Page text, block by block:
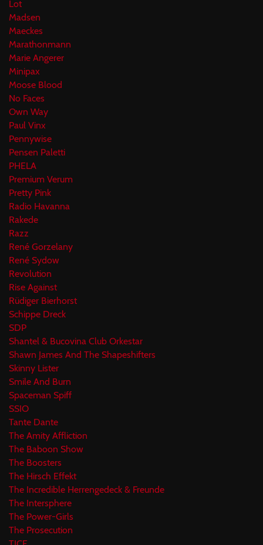
Lot
Madsen
Maeckes
Marathonmann
Marie Angerer
Minipax
Moose Blood
No Faces
Own Way
Paul Vinx
Pennywise
Pensen Paletti
PHELA
Premium Verum
Pretty Pink
Radio Havanna
Rakede
Razz
René Gorzelany
René Sydow
Revolution
Rise Against
Rüdiger Bierhorst
Schippe Dreck
SDP
Shantel & Bucovina Club Orkestar
Shawn James And The Shapeshifters
Skinny Lister
Smile And Burn
Spaceman Spiff
SSIO
Tante Dante
The Amity Affliction
The Baboon Show
The Boosters
The Hirsch Effekt
The Incredible Herrengedeck & Freunde
The Intersphere
The Power-Girls
The Prosecution